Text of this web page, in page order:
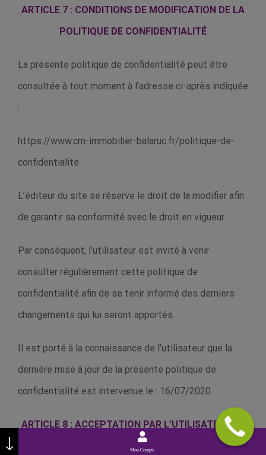
ARTICLE 7 : CONDITIONS DE MODIFICATION DE LA
POLITIQUE DE CONFIDENTIALITÉ
La présente politique de confidentialité peut être
consultée à tout moment à l’adresse ci-après indiquée
:
https://www.cm-immobilier-balaruc.fr/politique-de-
confidentialite
L’éditeur du site se réserve le droit de la modifier afin
de garantir sa conformité avec le droit en vigueur.
Par conséquent, l’utilisateur est invité à venir
consulter régulièrement cette politique de
confidentialité afin de se tenir informé des derniers
changements qui lui seront apportés.
Il est porté à la connaissance de l’utilisateur que la
dernière mise à jour de la présente politique de
confidentialité est intervenue le : 16/07/2020.
ARTICLE 8 : ACCEPTATION PAR L’UTILISATEUR DE
LA POLITIQUE DE CONFIDENTIALITÉ
↓ Mon Compte